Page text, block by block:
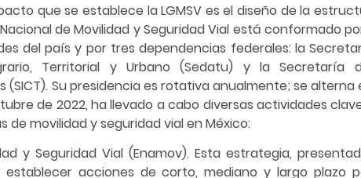
que se establece la LGMSV es el diseño de la
de Movilidad y Seguridad Vial está conformado
del país y por tres dependencias federales: la
Territorial y Urbano (Sedatu) y la Secretaría
Su presidencia es rotativa anualmente; se alterna
de 2022, ha llevado a cabo diversas actividades
movilidad y seguridad vial en México:
y Seguridad Vial (Enamov). Esta estrategia,
acciones de corto, mediano y largo plazo